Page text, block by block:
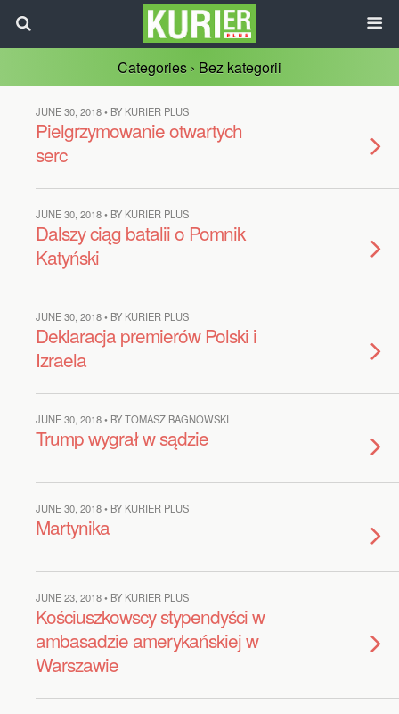
Categories › Bez kategorii
JUNE 30, 2018 • BY KURIER PLUS
Pielgrzymowanie otwartych
serc
JUNE 30, 2018 • BY KURIER PLUS
Dalszy ciąg batalii o Pomnik
Katyński
JUNE 30, 2018 • BY KURIER PLUS
Deklaracja premierów Polski i
Izraela
JUNE 30, 2018 • BY TOMASZ BAGNOWSKI
Trump wygrał w sądzie
JUNE 30, 2018 • BY KURIER PLUS
Martynika
JUNE 23, 2018 • BY KURIER PLUS
Kościuszkowscy stypendyści w
ambasadzie amerykańskiej w
Warszawie